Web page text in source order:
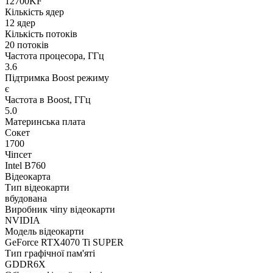
Кількість ядер
12 ядер
Кількість потоків
20 потоків
Частота процесора, ГГц
3.6
Підтримка Boost режиму
є
Частота в Boost, ГГц
5.0
Материнська плата
Сокет
1700
Чіпсет
Intel B760
Відеокарта
Тип відеокарти
вбудована
Виробник чіпу відеокарти
NVIDIA
Модель відеокарти
GeForce RTX4070 Ti SUPER
Тип графічної пам'яті
GDDR6X